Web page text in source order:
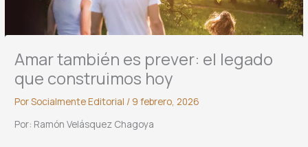
Amar también es prever: el legado
que construimos hoy
PorSocialmente Editorial / 9 febrero, 2026
Por: Ramón Velásquez Chagoya